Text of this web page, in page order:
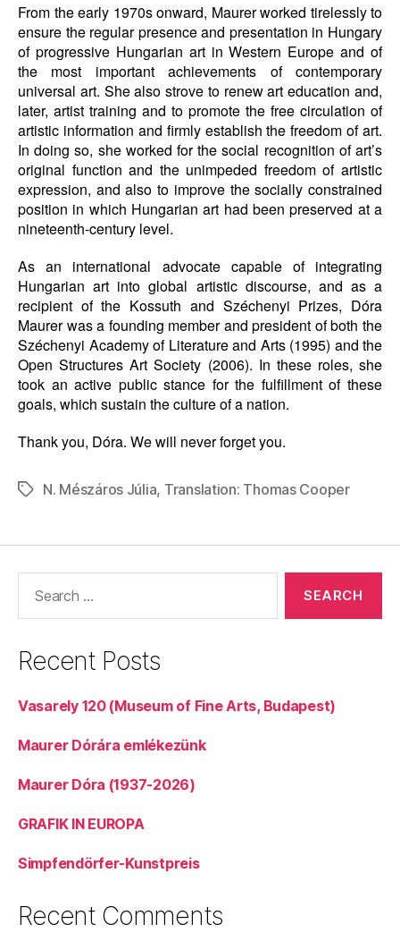
From the early 1970s onward, Maurer worked tirelessly to
ensure the regular presence and presentation in Hungary
of progressive Hungarian art in Western Europe and of
the most important achievements of contemporary
universal art. She also strove to renew art education and,
later, artist training and to promote the free circulation of
artistic information and firmly establish the freedom of art.
In doing so, she worked for the social recognition of art’s
original function and the unimpeded freedom of artistic
expression, and also to improve the socially constrained
position in which Hungarian art had been preserved at a
nineteenth-century level.
As an international advocate capable of integrating
Hungarian art into global artistic discourse, and as a
recipient of the Kossuth and Széchenyi Prizes, Dóra
Maurer was a founding member and president of both the
Széchenyi Academy of Literature and Arts (1995) and the
Open Structures Art Society (2006). In these roles, she
took an active public stance for the fulfillment of these
goals, which sustain the culture of a nation.
Thank you, Dóra. We will never forget you.
TagsN. Mészáros Júlia, Translation: Thomas Cooper
Recent Posts
Vasarely 120 (Museum of Fine Arts, Budapest)
Maurer Dórára emlékezünk
Maurer Dóra (1937-2026)
GRAFIK IN EUROPA
Simpfendörfer-Kunstpreis
Recent Comments